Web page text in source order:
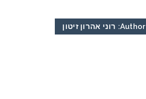
Author: רוני אהרון זיטון